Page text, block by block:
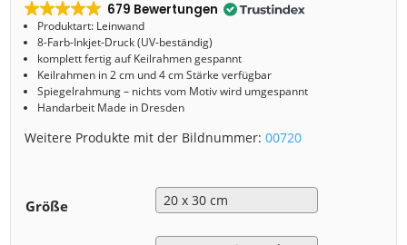
679 Bewertungen
Produktart: Leinwand
8-Farb-Inkjet-Druck (UV-beständig)
komplett fertig auf Keilrahmen gespannt
Keilrahmen in 2 cm und 4 cm Stärke verfügbar
Spiegelrahmung – nichts vom Motiv wird umgespannt
Handarbeit Made in Dresden
Weitere Produkte mit der Bildnummer:00720
Größe